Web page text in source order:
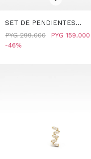
SET DE PENDIENTES
CON CIRCONITAS - PLATA
DE LEY 925 - DORADO
PYG 159.000
PYG 299.000
46